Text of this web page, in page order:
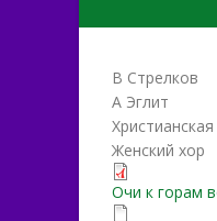
В Стрелков
А Эглит
Женский хор
Очи к
Очи к горам